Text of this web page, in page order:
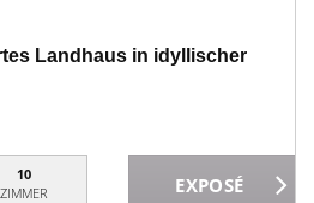
Landhaus in idyllischer
10
ZIMMER